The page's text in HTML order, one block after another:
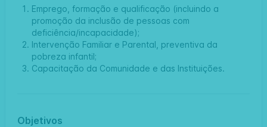
Emprego, formação e qualificação (incluindo a
promoção da inclusão de pessoas com
deficiência/incapacidade);
Intervenção Familiar e Parental, preventiva da
pobreza infantil;
Capacitação da Comunidade e das Instituições.
Objetivos